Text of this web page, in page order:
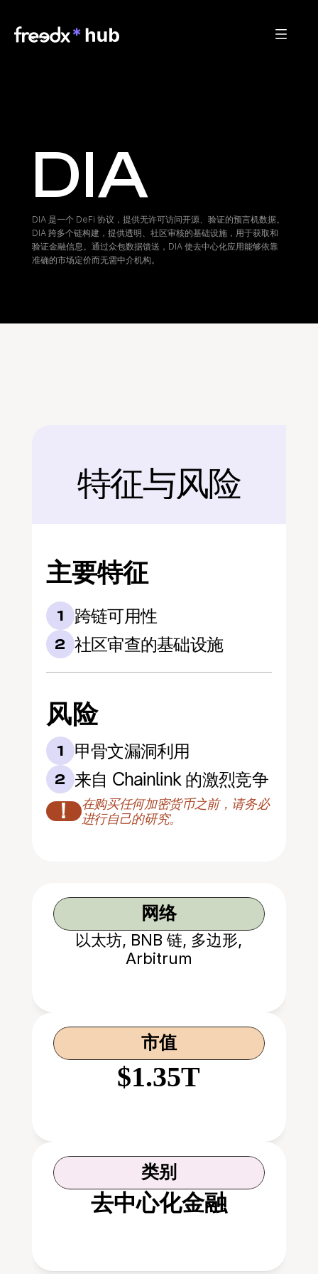
DIA
DIA 是一个 DeFi 协议，提供无许可访问开源、验证的预言机数据。
DIA 跨多个链构建，提供透明、社区审核的基础设施，用于获取和
验证金融信息。通过众包数据馈送，DIA 使去中心化应用能够依靠
准确的市场定价而无需中介机构。
后面
特征与风险
主要特征
1 跨链可用性
2 社区审查的基础设施
风险
1 甲骨文漏洞利用
2 来自 Chainlink 的激烈竞争
！
在购买任何加密货币之前，请务必
进行自己的研究。
网络
以太坊, BNB 链, 多边形,
Arbitrum
市值
$1.35T
类别
去中心化金融